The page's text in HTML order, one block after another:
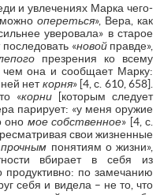
и увлечениях Марка чего-
можноопереться», Вера, как
уверовала» в старое
«новойправде»,
презрения ко всему
чем она и сообщает Марку:
неткорня» [4, с. 610, 658].
«корни [которым следует
парирует: «у меня оружие
оно мое собственное» [4, с.
свои жизненные
прочным понятиям о жизни»,
вбирает в себя из
продуктивно: по замечанию
себя и видела – не то, что